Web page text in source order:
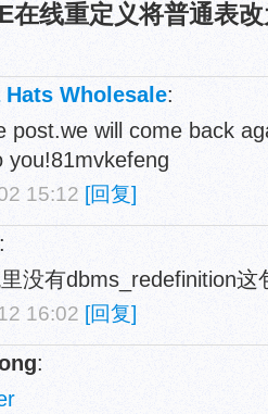
在线重定义将普通表
Hats Wholesale:
post.we will come back
you!81mvkefeng
15:12 [回复]
:
没有dbms_redefinition这
16:02 [回复]
: